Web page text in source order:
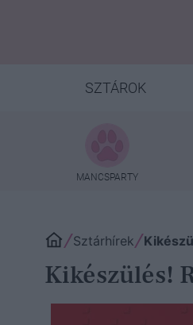
SZTÁROK
MANCSPARTY
Sztárhírek
Kikészülés!